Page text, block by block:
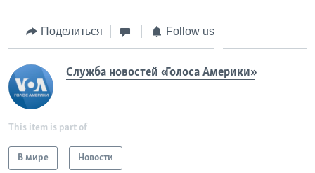
Поделиться Follow us
Служба новостей «Голоса Америки»
This item is part of
В мире Новости